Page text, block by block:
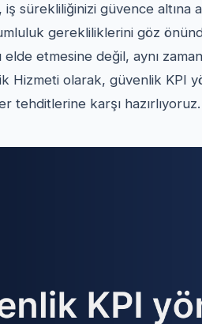
sürekliliğinizi güvence altına
gerekliliklerini göz
etmesine değil, aynı
Hizmeti olarak, güvenlik KPI
tehditlerine karşı hazırlıyoruz.